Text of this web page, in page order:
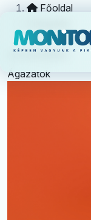
Főoldal
kereskedelem
Ágazatok